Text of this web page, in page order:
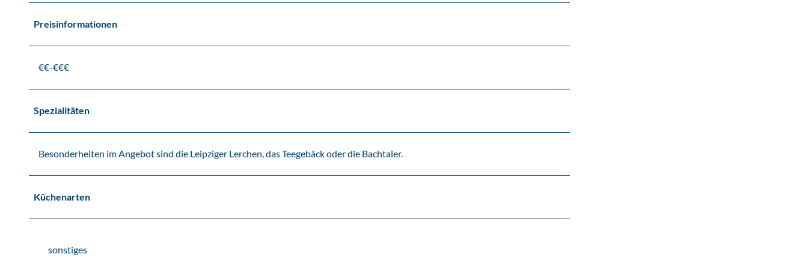
Preisinformationen
€€-€€€
Spezialitäten
Besonderheiten im Angebot sind die Leipziger Lerchen, das Teegebäck oder die Bachtaler.
Küchenarten
sonstiges